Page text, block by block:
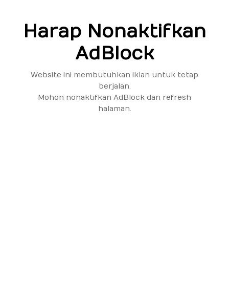
Harap Nonaktifkan
AdBlock
Website ini membutuhkan iklan untuk tetap
berjalan.
Mohon nonaktifkan AdBlock dan refresh
halaman.